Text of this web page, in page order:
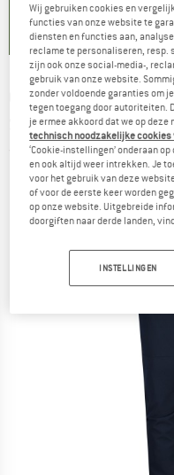
CMP -Girl's Pant
Softshellbroek
(0)
Wij gebruiken cookies en
functies van onze website te
diensten en functies aan,
reclame te personaliseren, resp.
zijn ook onze social-media-,
gebruik van onze website.
zonder voldoende garanties om
tegen toegang door autoriteiten.
je ermee akkoord dat we op deze
technisch noodzakelijke
‘Cookie-instellingen’ onderaan
en ook altijd weer intrekken. Je
voor het gebruik van deze
of voor de eerste keer worden
op onze website. Uitgebreide
doorgiften naar derde landen,
INSTELLINGEN